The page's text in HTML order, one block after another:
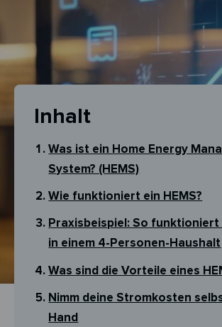
Inhalt
Was ist ein Home Energy
System? (HEMS)
Wie funktioniert ein HEMS?
Praxisbeispiel: So funktioniert
in einem 4-Personen-Haushalt
Was sind die Vorteile eines
Nimm deine Stromkosten
Hand